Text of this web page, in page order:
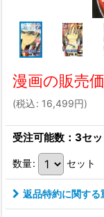
漫画の販売
(税込: 16,499円)
受注可能数：3セッ
数量: セット
返品特約に関する